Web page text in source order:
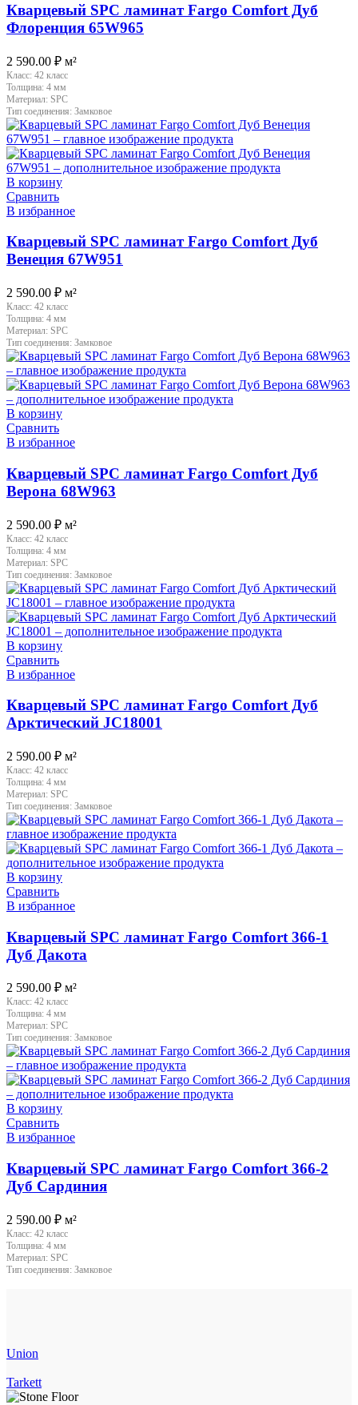
Кварцевый SPC ламинат Fargo Comfort Дуб
Флоренция 65W965
2 590.00 ₽ м²
Класс: 42 класс
Толщина: 4 мм
Материал: SPC
Тип соединения: Замковое
В корзину
Сравнить
В избранное
Кварцевый SPC ламинат Fargo Comfort Дуб
Венеция 67W951
2 590.00 ₽ м²
Класс: 42 класс
Толщина: 4 мм
Материал: SPC
Тип соединения: Замковое
В корзину
Сравнить
В избранное
Кварцевый SPC ламинат Fargo Comfort Дуб
Верона 68W963
2 590.00 ₽ м²
Класс: 42 класс
Толщина: 4 мм
Материал: SPC
Тип соединения: Замковое
В корзину
Сравнить
В избранное
Кварцевый SPC ламинат Fargo Comfort Дуб
Арктический JC18001
2 590.00 ₽ м²
Класс: 42 класс
Толщина: 4 мм
Материал: SPC
Тип соединения: Замковое
В корзину
Сравнить
В избранное
Кварцевый SPC ламинат Fargo Comfort 366-1
Дуб Дакота
2 590.00 ₽ м²
Класс: 42 класс
Толщина: 4 мм
Материал: SPC
Тип соединения: Замковое
В корзину
Сравнить
В избранное
Кварцевый SPC ламинат Fargo Comfort 366-2
Дуб Сардиния
2 590.00 ₽ м²
Класс: 42 класс
Толщина: 4 мм
Материал: SPC
Тип соединения: Замковое
Union
Tarkett